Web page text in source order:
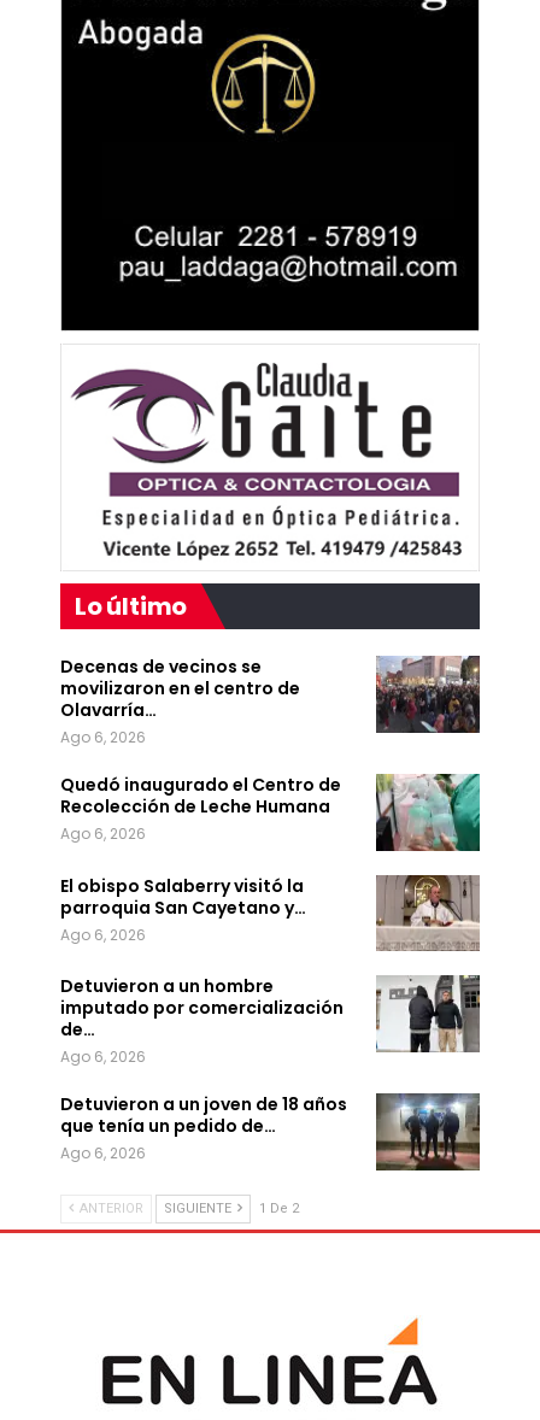
Lo último
Decenas de vecinos se
movilizaron en el centro de
Olavarría…
Ago 6, 2026
Quedó inaugurado el Centro de
Recolección de Leche Humana
Ago 6, 2026
El obispo Salaberry visitó la
parroquia San Cayetano y…
Ago 6, 2026
Detuvieron a un hombre
imputado por comercialización
de…
Ago 6, 2026
Detuvieron a un joven de 18 años
que tenía un pedido de…
Ago 6, 2026
ANTERIOR SIGUIENTE 1 De 2